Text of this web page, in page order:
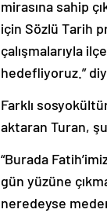
mirasına sahip
için Sözlü Tarih
çalışmalarıyla
hedefliyoruz.”
Farklı
aktaran Turan,
“Burada
gün yüzüne
neredeyse